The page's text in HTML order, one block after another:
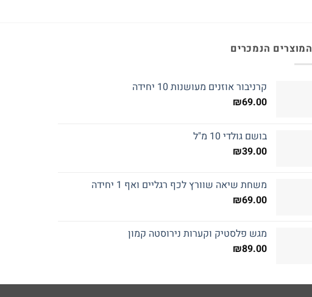
המוצרים הנמכרים
קרניבור אוזנים מעושנות 10 יחידה
₪69.00
בושם גולדי 10 מ"ל
₪39.00
משחת שיאה שוורץ לכף רגליים ואף 1 יחידה
₪69.00
מגש פלסטיק וקערות נירוסטה קמון
₪89.00